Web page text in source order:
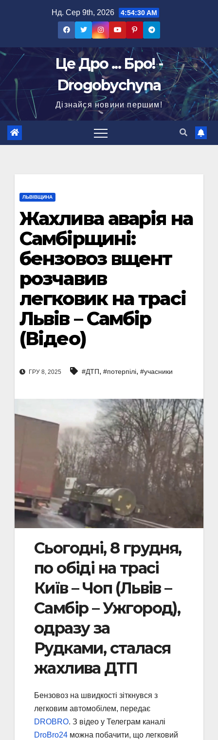
Нд. Сер 9th, 2026 4:54:31 AM
Це Дро ... Бро! -
Drogobychyna
Дізнайся новини першим!
ЛЬВІВЩИНА
Жахлива аварія на
Самбірщині:
бензовоз вщент
розчавив
легковик на трасі
Львів – Самбір
(Відео)
ГРУ 8, 2025 #ДТП, #потерпілі, #учасники
Сьогодні, 8 грудня,
по обіді на трасі
Київ – Чоп (Львів –
Самбір – Ужгород),
одразу за
Рудками, сталася
жахлива ДТП
Бензовоз на швидкості зіткнувся з
легковим автомобілем, передає
DROBRO. З відео у Телеграм каналі
DroBro24 можна побачити, що легковий